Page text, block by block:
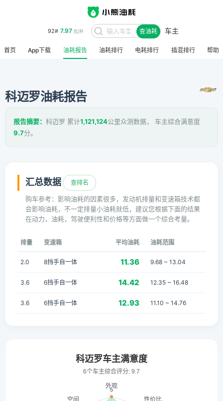
92# 7.97元/升 查油耗 车主
首页 App下载 油耗报告 油耗排行 电耗排行 插混排行 帮助
科迈罗油耗报告
报告摘要： 科迈罗 累计1,121,124公里众测数据， 车主综合满意度
9.7分。
汇总数据 查排名
购车参考：影响油耗的因素很多，发动机排量和变速箱技术都
会影响油耗，不一定排量小油耗就低，建议您根据下面的结果
在动力，油耗，驾驶便利性和价格等方面做一个综合考量。
排量 变速箱 平均油耗 油耗范围
2.0 8挡手自一体 11.36 9.68 ~ 13.04
3.6 6挡手自一体 14.42 12.35 ~ 16.48
3.6 6挡手自一体 12.93 11.10 ~ 14.76